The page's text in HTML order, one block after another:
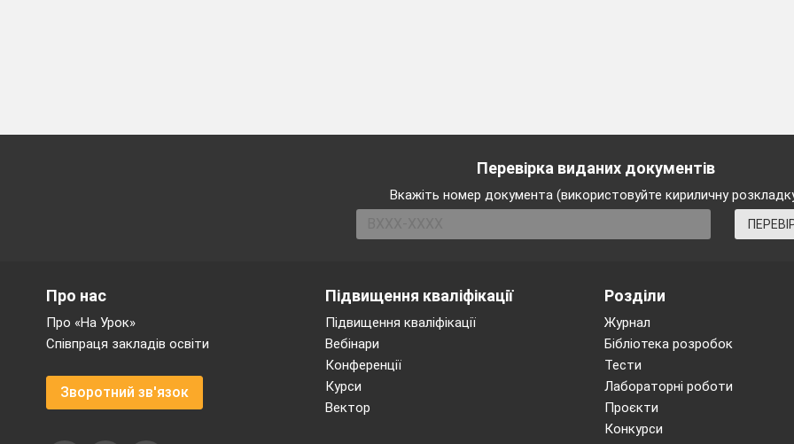
Перевірка виданих документів
Вкажіть номер документа (використовуйте кириличну
Підвищення кваліфікації
Підвищення кваліфікації
Вебінари
Конференції
Курси
Вектор
Розділи
Журнал
Бібліотека розробок
Тести
Лабораторні роботи
Проєкти
Конкурси
Про нас
Про «На Урок»
Співпраця закладів освіти
Зворотний зв'язок